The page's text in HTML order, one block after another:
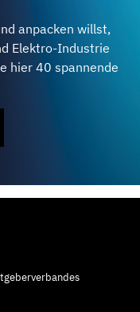
anpacken willst,
Elektro-Industrie
hier 40 spannende